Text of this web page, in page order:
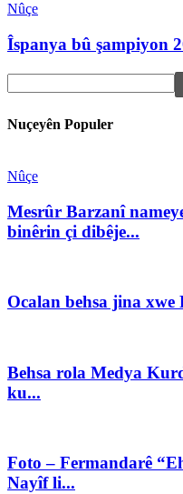
Nûçe
Îspanya bû şampiyon
Nuçeyên Populer
Nûçe
Mesrûr Barzanî
binêrin çi dibêje...
Ocalan behsa jina xwe
Behsa rola Medya
ku...
Foto – Fermandarê
Nayîf li...